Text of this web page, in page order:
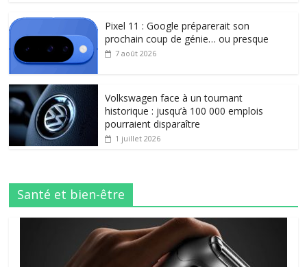
Pixel 11 : Google préparerait son
prochain coup de génie… ou presque
7 août 2026
Volkswagen face à un tournant
historique : jusqu’à 100 000 emplois
pourraient disparaître
1 juillet 2026
Santé et bien-être